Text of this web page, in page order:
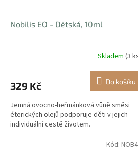
Nobilis EO - Dětská, 10ml
Skladem (3
329 Kč Do košíku
Jemná ovocno-heřmánková vůně směsi
éterických olejů podporuje děti v jejich
individuální cestě životem.
Kód: